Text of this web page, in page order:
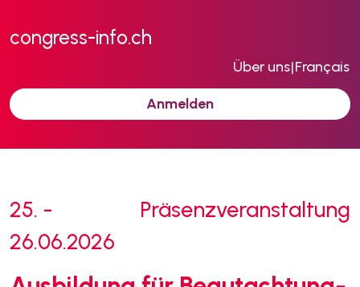
congress-info.ch
Über uns|Français
Anmelden
25. -
26.06.2026
Präsenzveranstaltung